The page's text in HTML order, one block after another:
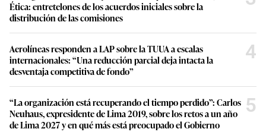
Ética: entretelones de los acuerdos iniciales sobre la
distribución de las comisiones
Aerolíneas responden a LAP sobre la TUUA a escalas
internacionales: “Una reducción parcial deja intacta la
desventaja competitiva de fondo”
4
“La organización está recuperando el tiempo perdido”: Carlos
Neuhaus, expresidente de Lima 2019, sobre los retos a un año
de Lima 2027 y en qué más está preocupado el Gobierno
5